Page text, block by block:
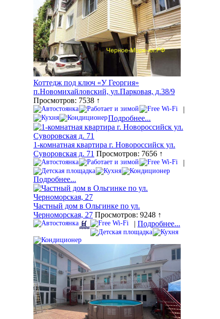
Коттедж под ключ «У Георгия»
п.Новомихайловский, ул.Парковая, д.38/9
Просмотров: 7538 ↑
|
Подробнее...
1-комнатная квартира г. Новороссийск ул.
Суворовская д. 71 Просмотров: 7656 ↑
|
Подробнее...
Частный дом в Ольгинке по ул.
Черноморская, 27 Просмотров: 9248 ↑
| Подробнее...